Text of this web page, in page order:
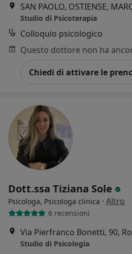
SAN PAOLO, OSTIENSE,
Studio di Psicoterapia
Colloquio psicologico
Chiedi di attivare le
Dott.ssa Tiziana Sole
Psicologa, Psicologa clinica · Altro
6 recensioni
Via Pierfranco Bonetti, 90,
Studio di Psicologia